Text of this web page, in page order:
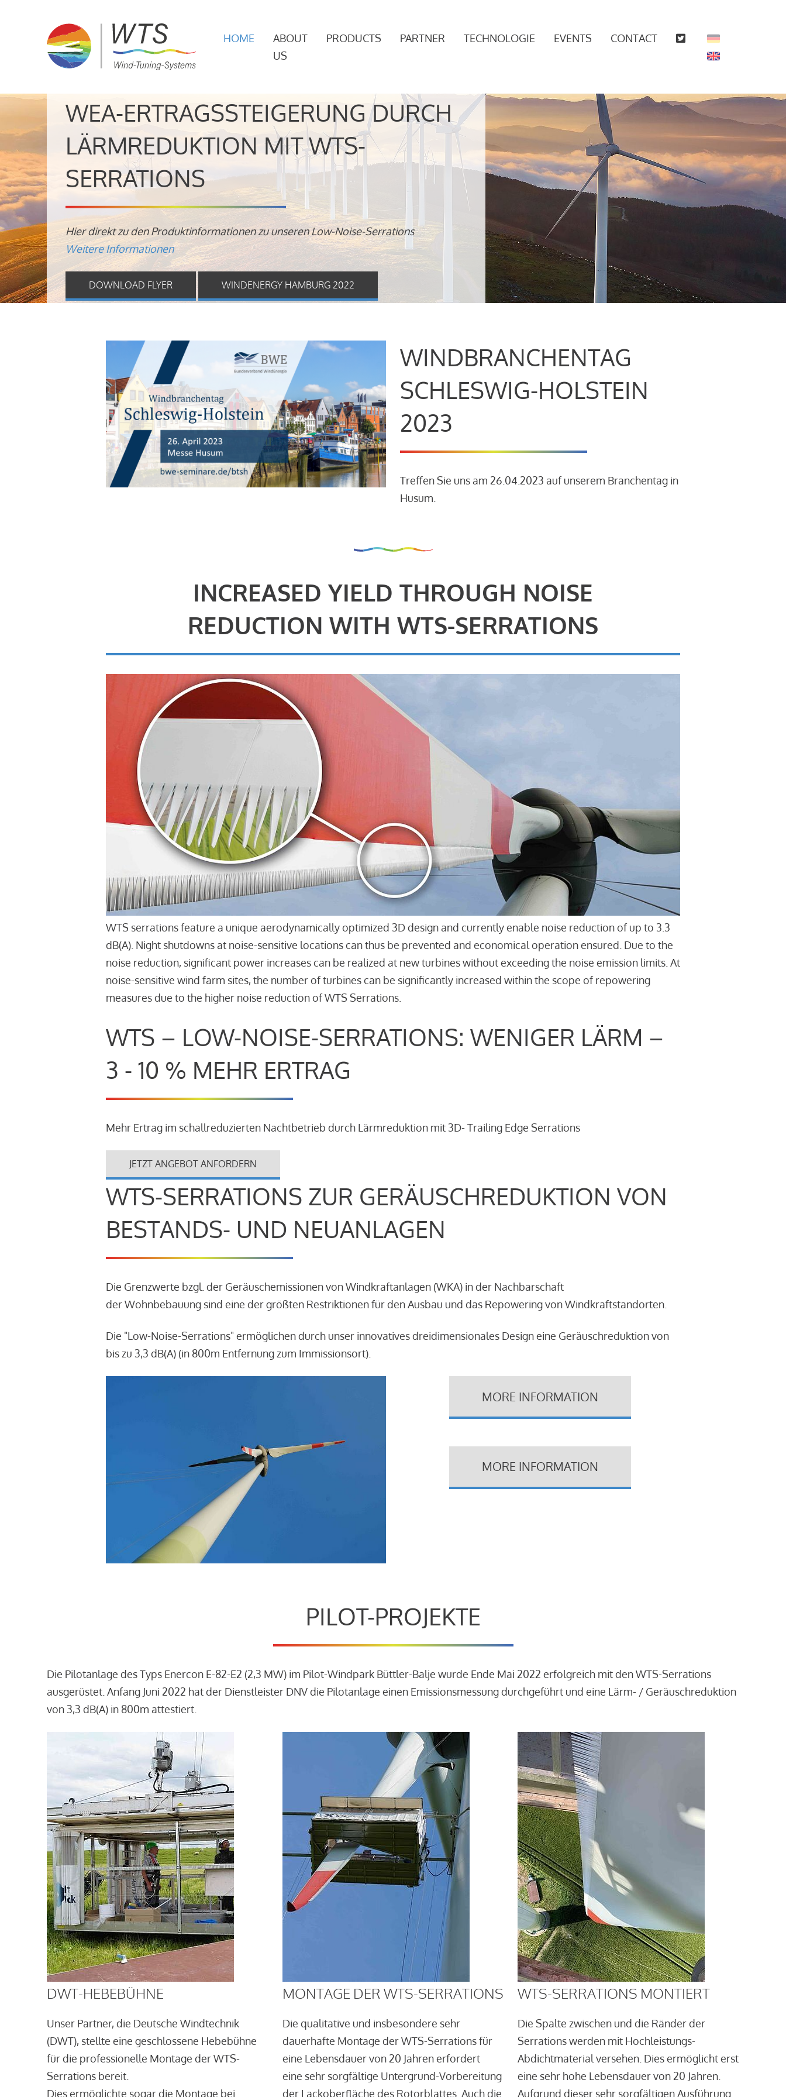
HOME
ABOUT
US
PRODUCTS PARTNER TECHNOLOGIE EVENTS CONTACT
WEA-ERTRAGSSTEIGERUNG DURCH
LÄRMREDUKTION MIT WTS-
SERRATIONS
Hier direkt zu den Produktinformationen zu unseren Low-Noise-Serrations
Weitere Informationen
DOWNLOAD FLYER WINDENERGY HAMBURG 2022
WINDBRANCHENTAG
SCHLESWIG-HOLSTEIN
2023
Treffen Sie uns am 26.04.2023 auf unserem Branchentag in
Husum.
INCREASED YIELD THROUGH NOISE
REDUCTION WITH WTS-SERRATIONS
WTS serrations feature a unique aerodynamically optimized 3D design and currently enable noise reduction of up to 3.3
dB(A). Night shutdowns at noise-sensitive locations can thus be prevented and economical operation ensured. Due to the
noise reduction, significant power increases can be realized at new turbines without exceeding the noise emission limits. At
noise-sensitive wind farm sites, the number of turbines can be significantly increased within the scope of repowering
measures due to the higher noise reduction of WTS Serrations.
WTS – LOW-NOISE-SERRATIONS: WENIGER LÄRM –
3 - 10 % MEHR ERTRAG
Mehr Ertrag im schallreduzierten Nachtbetrieb durch Lärmreduktion mit 3D- Trailing Edge Serrations
JETZT ANGEBOT ANFORDERN
WTS-SERRATIONS ZUR GERÄUSCHREDUKTION VON
BESTANDS- UND NEUANLAGEN
Die Grenzwerte bzgl. der Geräuschemissionen von Windkraftanlagen (WKA) in der Nachbarschaft
der Wohnbebauung sind eine der größten Restriktionen für den Ausbau und das Repowering von Windkraftstandorten.
Die "Low-Noise-Serrations" ermöglichen durch unser innovatives dreidimensionales Design eine Geräuschreduktion von
bis zu 3,3 dB(A) (in 800m Entfernung zum Immissionsort).
MORE INFORMATION
MORE INFORMATION
PILOT-PROJEKTE
Die Pilotanlage des Typs Enercon E-82-E2 (2,3 MW) im Pilot-Windpark Büttler-Balje wurde Ende Mai 2022 erfolgreich mit den WTS-Serrations
ausgerüstet. Anfang Juni 2022 hat der Dienstleister DNV die Pilotanlage einen Emissionsmessung durchgeführt und eine Lärm- / Geräuschreduktion
von 3,3 dB(A) in 800m attestiert.
DWT-HEBEBÜHNE
Unser Partner, die Deutsche Windtechnik
(DWT), stellte eine geschlossene Hebebühne
für die professionelle Montage der WTS-
Serrations bereit.
Dies ermöglichte sogar die Montage bei
MONTAGE DER WTS-SERRATIONS
Die qualitative und insbesondere sehr
dauerhafte Montage der WTS-Serrations für
eine Lebensdauer von 20 Jahren erfordert
eine sehr sorgfältige Untergrund-Vorbereitung
der Lackoberfläche des Rotorblattes. Auch die
WTS-SERRATIONS MONTIERT
Die Spalte zwischen und die Ränder der
Serrations werden mit Hochleistungs-
Abdichtmaterial versehen. Dies ermöglicht erst
eine sehr hohe Lebensdauer von 20 Jahren.
Aufgrund dieser sehr sorgfältigen Ausführung